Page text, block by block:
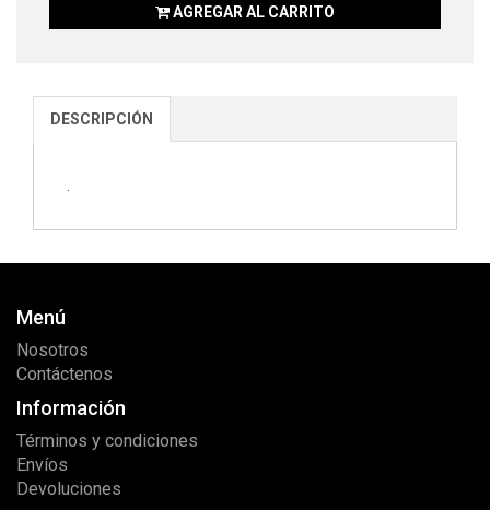
AGREGAR AL CARRITO
DESCRIPCIÓN
Menú
Nosotros
Contáctenos
Información
Términos y condiciones
Envíos
Devoluciones